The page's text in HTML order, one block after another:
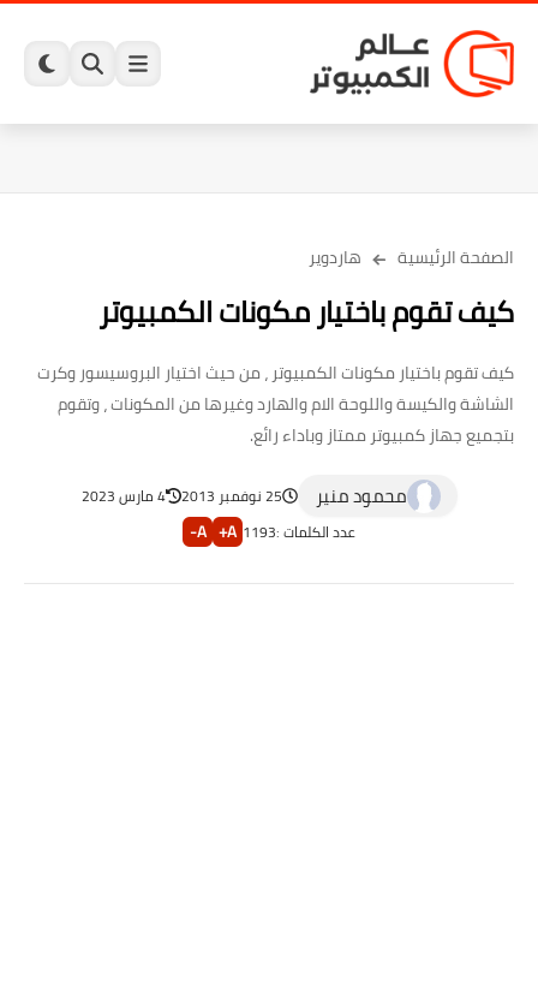
الصفحة الرئيسية هاردوير
كيف تقوم باختيار مكونات الكمبيوتر
كيف تقوم باختيار مكونات الكمبيوتر ، من حيث اختيار البروسيسور وكرت
الشاشة والكيسة واللوحة الام والهارد وغيرها من المكونات ، وتقوم
بتجميع جهاز كمبيوتر ممتاز وباداء رائع.
محمود منير 25 نوفمبر 2013
4 مارس 2023
عدد الكلمات :1193
A+
A-